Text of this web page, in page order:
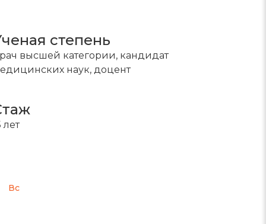
степень
высшей категории, кандидат
наук, доцент
лет
Вс